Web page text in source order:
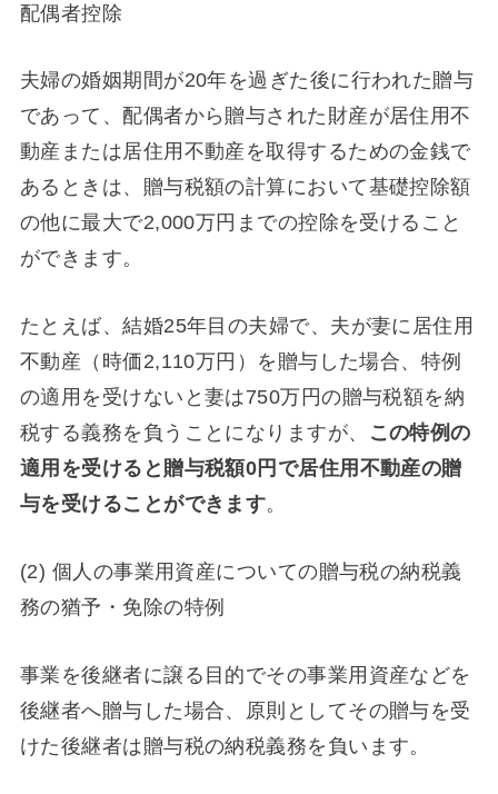
配偶者控除
夫婦の婚姻期間が20年を過ぎた後に行われた贈与
であって、配偶者から贈与された財産が居住用不
動産または居住用不動産を取得するための金銭で
あるときは、贈与税額の計算において基礎控除額
の他に最大で2,000万円までの控除を受けること
ができます。
たとえば、結婚25年目の夫婦で、夫が妻に居住用
不動産（時価2,110万円）を贈与した場合、特例
の適用を受けないと妻は750万円の贈与税額を納
税する義務を負うことになりますが、
この特例の
適用を受けると贈与税額0円で居住用不動産の贈
与を受けることができます。
(2) 個人の事業用資産についての贈与税の納税義
務の猶予・免除の特例
事業を後継者に譲る目的でその事業用資産などを
後継者へ贈与した場合、原則としてその贈与を受
けた後継者は贈与税の納税義務を負います。